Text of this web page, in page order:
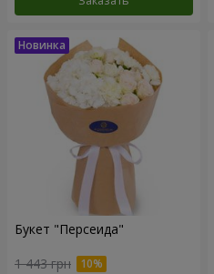
Букет "Персеида"
1 443 грн